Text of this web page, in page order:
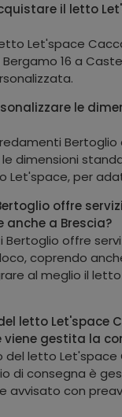
il letto
Let'space
16 a
le
dimensioni
Let'space, per
offre
anche a Brescia?
Bertoglio offre
coprendo
al meglio il
letto Let'space
viene gestita la
del letto Let'space
di consegna è
avvisato con